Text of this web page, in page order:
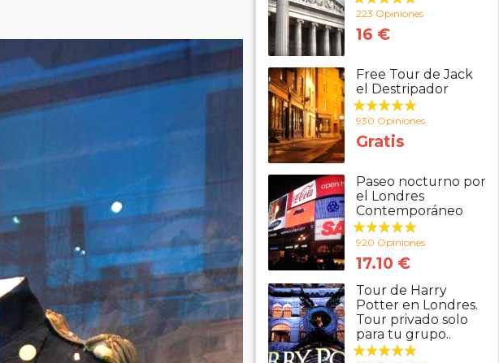
223 Opiniones
16 €
Free Tour de Jack
el Destripador
930 Opiniones
Gratis
Paseo nocturno por
el Londres
Contemporáneo
920 Opiniones
17.10 €
Tour de Harry
Potter en Londres.
Tour privado solo
para tu grupo..